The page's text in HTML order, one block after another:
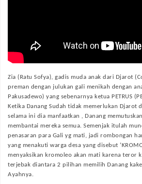
Zia (Ratu Sofya), gadis muda anak dari Djarot
preman dengan julukan gali menikah dengan
Pakusadewo) yang sebenarnya ketua PETRUS
Ketika Danang Sudah tidak memerlukan Djarot
selama ini dia manfaatkan , Danang
membantai mereka semua. Semenjak itulah
penasaran para Gali yg mati, jadi rombongan
yang menakuti warga desa yang disebut
menyaksikan kromoleo akan mati karena teror
terjebak diantara 2 pilihan memilih Danang
Ayahnya.